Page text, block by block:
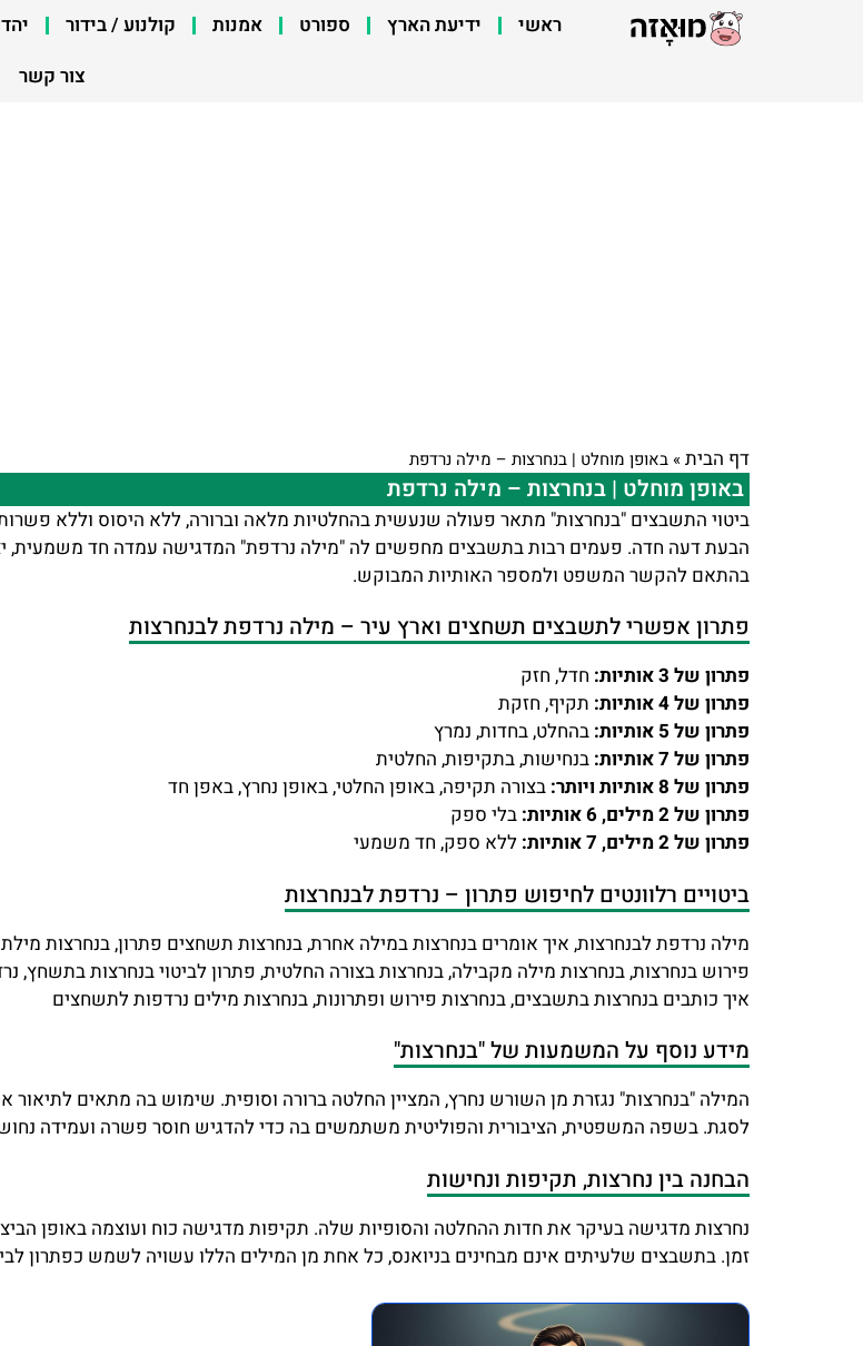
ראשי ידיעת הארץ ספורט אמנות קולנוע / בידור
צור קשר
דף הבית» באופן מוחלט | בנחרצות – מילה נרדפת
באופן מוחלט | בנחרצות – מילה נרדפת
ביטוי התשבצים "בנחרצות" מתאר פעולה שנעשית בהחלטיות מלאה וברורה, ללא היסוס וללא
הבעת דעה חדה. פעמים רבות בתשבצים מחפשים לה "מילה נרדפת" המדגישה עמדה חד משמעית,
בהתאם להקשר המשפט ולמספר האותיות המבוקש.
פתרון אפשרי לתשבצים תשחצים וארץ עיר – מילה נרדפת לבנחרצות
פתרון של 3 אותיות:
חדל, חזק
פתרון של 4 אותיות:
תקיף, חזקת
פתרון של 5 אותיות:
בהחלט, בחדות, נמרץ
פתרון של 7 אותיות:
בנחישות, בתקיפות, החלטית
פתרון של 8 אותיות ויותר:
בצורה תקיפה, באופן החלטי, באופן נחרץ, באפן חד
פתרון של 2 מילים, 6 אותיות:
בלי ספק
פתרון של 2 מילים, 7 אותיות:
ללא ספק, חד משמעי
ביטויים רלוונטים לחיפוש פתרון – נרדפת לבנחרצות
מילה נרדפת לבנחרצות, איך אומרים בנחרצות במילה אחרת, בנחרצות תשחצים פתרון, בנחרצות
פירוש בנחרצות, בנחרצות מילה מקבילה, בנחרצות בצורה החלטית, פתרון לביטוי בנחרצות בתשחץ,
איך כותבים בנחרצות בתשבצים, בנחרצות פירוש ופתרונות, בנחרצות מילים נרדפות לתשחצים
מידע נוסף על המשמעות של "בנחרצות"
המילה "בנחרצות" נגזרת מן השורש נחרץ, המציין החלטה ברורה וסופית. שימוש בה מתאים
לסגת. בשפה המשפטית, הציבורית והפוליטית משתמשים בה כדי להדגיש חוסר פשרה ועמידה
הבחנה בין נחרצות, תקיפות ונחישות
נחרצות מדגישה בעיקר את חדות ההחלטה והסופיות שלה. תקיפות מדגישה כוח ועוצמה באופן
זמן. בתשבצים שלעיתים אינם מבחינים בניואנס, כל אחת מן המילים הללו עשויה לשמש כפתרון